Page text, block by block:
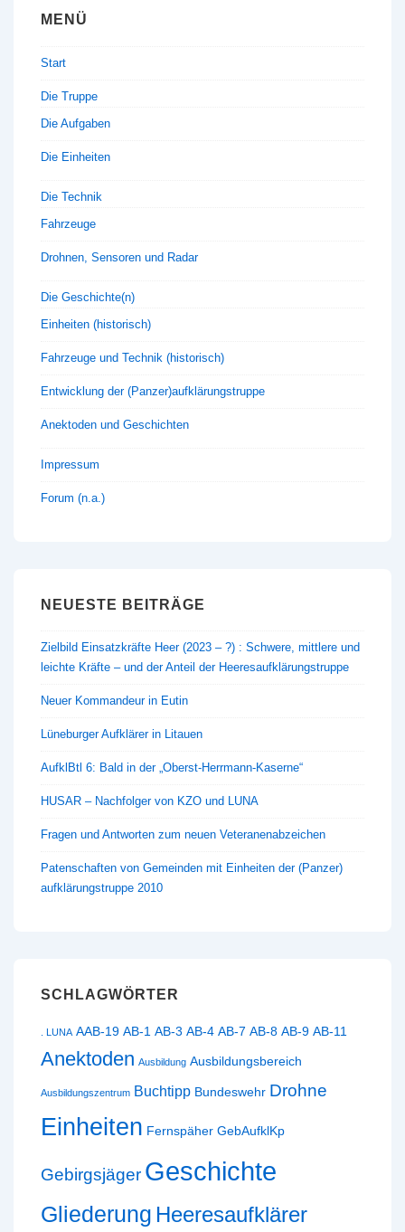
MENÜ
Start
Die Truppe
Die Aufgaben
Die Einheiten
Die Technik
Fahrzeuge
Drohnen, Sensoren und Radar
Die Geschichte(n)
Einheiten (historisch)
Fahrzeuge und Technik (historisch)
Entwicklung der (Panzer)aufklärungstruppe
Anektoden und Geschichten
Impressum
Forum (n.a.)
NEUESTE BEITRÄGE
Zielbild Einsatzkräfte Heer (2023 – ?) : Schwere, mittlere und
leichte Kräfte – und der Anteil der Heeresaufklärungstruppe
Neuer Kommandeur in Eutin
Lüneburger Aufklärer in Litauen
AufklBtl 6: Bald in der „Oberst-Herrmann-Kaserne“
HUSAR – Nachfolger von KZO und LUNA
Fragen und Antworten zum neuen Veteranenabzeichen
Patenschaften von Gemeinden mit Einheiten der (Panzer)
aufklärungstruppe 2010
SCHLAGWÖRTER
. LUNA AAB-19 AB-1 AB-3 AB-4 AB-7 AB-8 AB-9 AB-11
Anektoden Ausbildung Ausbildungsbereich
Ausbildungszentrum Buchtipp Bundeswehr Drohne
Einheiten Fernspäher GebAufklKp
Gebirgsjäger Geschichte
Gliederung Heeresaufklärer